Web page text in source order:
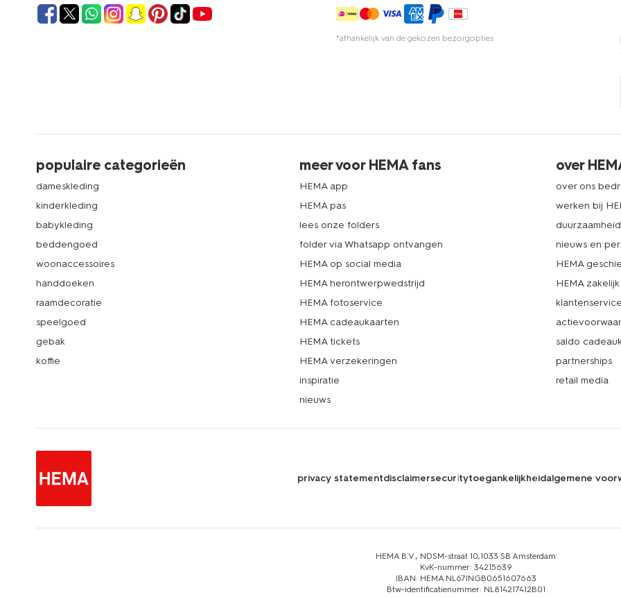
*afhankelijk van de gekozen bezorgopties
populaire categorieën
dameskleding
kinderkleding
babykleding
beddengoed
woonaccessoires
handdoeken
raamdecoratie
speelgoed
gebak
koffie
meer voor HEMA fans
HEMA app
HEMA pas
lees onze folders
folder via Whatsapp ontvangen
HEMA op social media
HEMA herontwerpwedstrijd
HEMA fotoservice
HEMA cadeaukaarten
HEMA tickets
HEMA verzekeringen
inspiratie
nieuws
over
over ons
werken bij
duurzaamheid
nieuws en
HEMA
HEMA zakelijk
klantenservice
saldo
partnerships
retail media
privacy statementdisclaimersecuritytoegankelijkheidalgemene
HEMA B.V., NDSM-straat 10,1033 SB Amsterdam
KvK-nummer: 34215639
IBAN: HEMA NL67INGB0651607663
Btw-identificatienummer: NL814217412B01